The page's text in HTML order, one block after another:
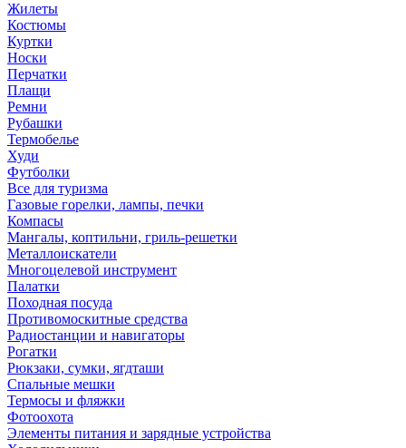
Жилеты
Костюмы
Куртки
Носки
Перчатки
Плащи
Ремни
Рубашки
Термобелье
Худи
Футболки
Все для туризма
Газовые горелки, лампы, печки
Компасы
Мангалы, коптильни, гриль-решетки
Металлоискатели
Многоцелевой инструмент
Палатки
Походная посуда
Противомоскитные средства
Радиостанции и навигаторы
Рогатки
Рюкзаки, сумки, ягдташи
Спальные мешки
Термосы и фляжки
Фотоохота
Элементы питания и зарядные устройства